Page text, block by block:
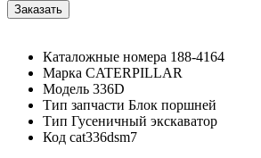
Каталожные номера 188-4164
Марка CATERPILLAR
Модель 336D
Тип запчасти Блок поршней
Тип Гусеничный экскаватор
Код cat336dsm7